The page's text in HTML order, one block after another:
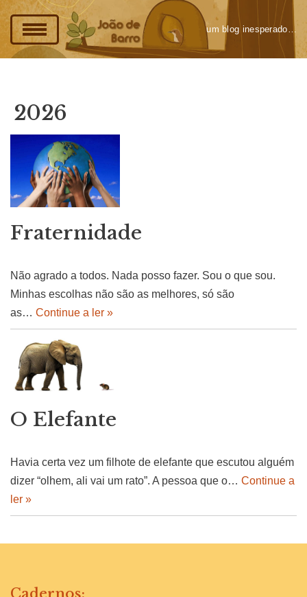
Pular
para
um blog inesperado…
2026
Fraternidade
Não agrado a todos. Nada posso fazer. Sou o que sou.
Minhas escolhas não são as melhores, só são
as… Continue a ler »
O Elefante
Havia certa vez um filhote de elefante que escutou alguém
dizer “olhem, ali vai um rato”. A pessoa que o… Continue a
ler »